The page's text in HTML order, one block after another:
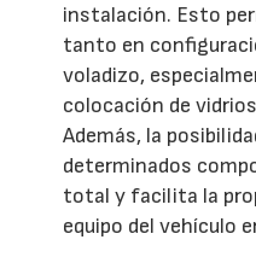
instalación. Esto
tanto en
voladizo,
colocación de
Además, la
determinados
total y facilita la
equipo del vehículo